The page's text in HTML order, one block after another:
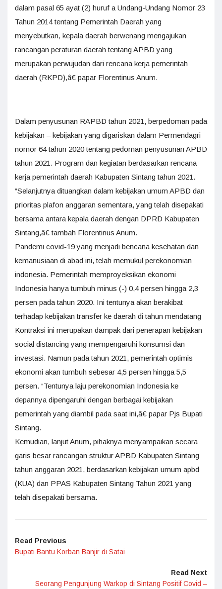
dalam pasal 65 ayat (2) huruf a Undang-Undang Nomor 23
Tahun 2014 tentang Pemerintah Daerah yang
menyebutkan, kepala daerah berwenang mengajukan
rancangan peraturan daerah tentang APBD yang
merupakan perwujudan dari rencana kerja pemerintah
daerah (RKPD),â€ papar Florentinus Anum.
Dalam penyusunan RAPBD tahun 2021, berpedoman pada
kebijakan – kebijakan yang digariskan dalam Permendagri
nomor 64 tahun 2020 tentang pedoman penyusunan APBD
tahun 2021. Program dan kegiatan berdasarkan rencana
kerja pemerintah daerah Kabupaten Sintang tahun 2021.
“Selanjutnya dituangkan dalam kebijakan umum APBD dan
prioritas plafon anggaran sementara, yang telah disepakati
bersama antara kepala daerah dengan DPRD Kabupaten
Sintang,â€ tambah Florentinus Anum.
Pandemi covid-19 yang menjadi bencana kesehatan dan
kemanusiaan di abad ini, telah memukul perekonomian
indonesia. Pemerintah memproyeksikan ekonomi
Indonesia hanya tumbuh minus (-) 0,4 persen hingga 2,3
persen pada tahun 2020. Ini tentunya akan berakibat
terhadap kebijakan transfer ke daerah di tahun mendatang
Kontraksi ini merupakan dampak dari penerapan kebijakan
social distancing yang mempengaruhi konsumsi dan
investasi. Namun pada tahun 2021, pemerintah optimis
ekonomi akan tumbuh sebesar 4,5 persen hingga 5,5
persen. “Tentunya laju perekonomian Indonesia ke
depannya dipengaruhi dengan berbagai kebijakan
pemerintah yang diambil pada saat ini,â€ papar Pjs Bupati
Sintang.
Kemudian, lanjut Anum, pihaknya menyampaikan secara
garis besar rancangan struktur APBD Kabupaten Sintang
tahun anggaran 2021, berdasarkan kebijakan umum apbd
(KUA) dan PPAS Kabupaten Sintang Tahun 2021 yang
telah disepakati bersama.
Read Previous
Bupati Bantu Korban Banjir di Satai
Read Next
Seorang Pengunjung Warkop di Sintang Positif Covid –